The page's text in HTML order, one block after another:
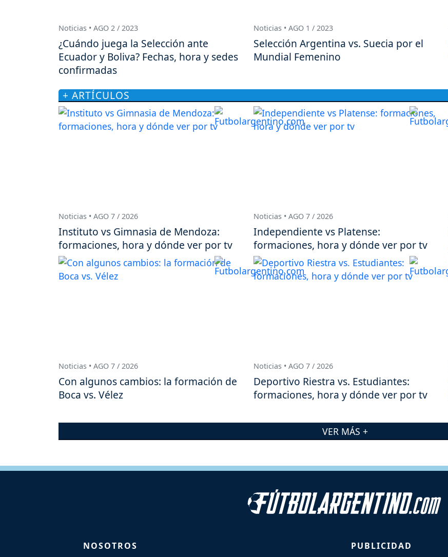
Noticias • AGO 2 / 2023
¿Cuándo juega la Selección ante
Ecuador y Boliva? Fechas, hora y sedes
confirmadas
Noticias • AGO 1 / 2023
Selección Argentina vs. Suecia por el
Mundial Femenino
+ ARTÍCULOS
Noticias • AGO 7 / 2026
Instituto vs Gimnasia de Mendoza:
formaciones, hora y dónde ver por tv
Noticias • AGO 7 / 2026
Independiente vs Platense:
formaciones, hora y dónde ver por tv
Noticias • AGO 7 / 2026
Con algunos cambios: la formación de
Boca vs. Vélez
Noticias • AGO 7 / 2026
Deportivo Riestra vs. Estudiantes:
formaciones, hora y dónde ver por tv
VER MÁS +
NOSOTROS PUBLICIDAD